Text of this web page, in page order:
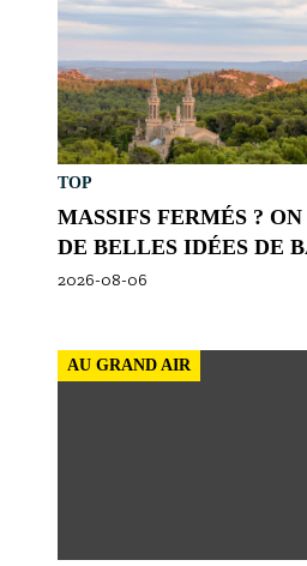
TOP
MASSIFS FERMÉS ?
DE BELLES IDÉES DE
PROVENCE
2026-08-06
AU GRAND AIR